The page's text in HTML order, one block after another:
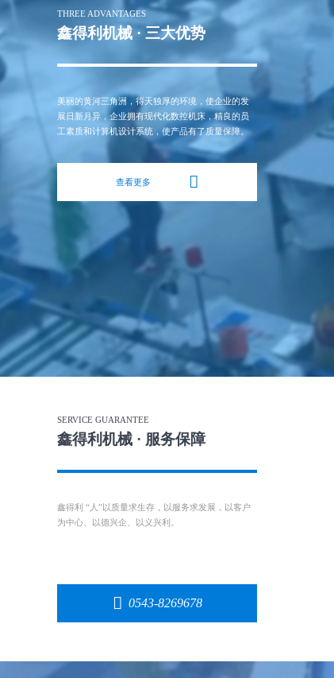
THREE ADVANTAGES
鑫得利机械 · 三大优势
美丽的黄河三角洲，得天独厚的环境，使企业的发
展日新月异，企业拥有现代化数控机床，精良的员
工素质和计算机设计系统，使产品有了质量保障。
查看更多
SERVICE GUARANTEE
鑫得利机械 · 服务保障
鑫得利 “人”以质量求生存，以服务求发展，以客户
为中心、以德兴企、以义兴利。
0543-8269678